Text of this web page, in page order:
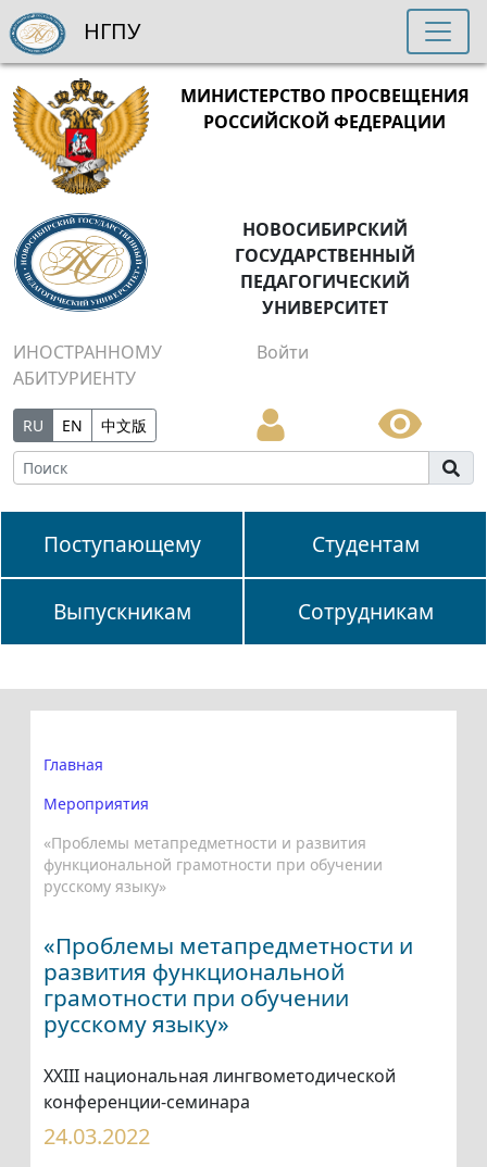
МИНИСТЕРСТВО ПРОСВЕЩЕНИЯ
РОССИЙСКОЙ ФЕДЕРАЦИИ
НОВОСИБИРСКИЙ
ГОСУДАРСТВЕННЫЙ
ПЕДАГОГИЧЕСКИЙ
УНИВЕРСИТЕТ
ИНОСТРАННОМУ
АБИТУРИЕНТУ
Войти
RU EN 中文版
Поступающему Студентам
Выпускникам Сотрудникам
НГПУ
Главная
Мероприятия
«Проблемы метапредметности и развития
функциональной грамотности при обучении
русскому языку»
«Проблемы метапредметности и
развития функциональной
грамотности при обучении
русскому языку»
ХХIII национальная лингвометодической
конференции-семинара
24.03.2022